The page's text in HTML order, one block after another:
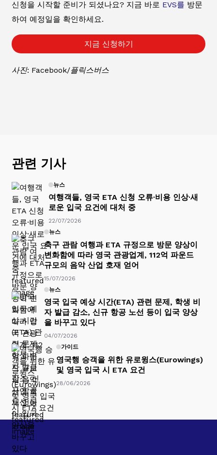
신청을 시작할 준비가 되셨나요? 지금 바로 EVS를 방문
하여 예정일을 확인하세요.
지금 신청하기
사진: Facebook/플릭스버스
관련 기사
뉴스
여행객들, 영국 ETA 신청 오류·비용 인상·새
로운 입국 요건에 대처 중
22/07/2026
뉴스
축구 관람 여행과 ETA 규정으로 방문 양상이
변화함에 따라 영국 관광업계, 112억 파운드
규모의 음악 산업 호재 얻어
15/07/2026
뉴스
영국 입국 예상 시간(ETA) 관련 문제, 학생 비
자 발급 감소, 신규 항공 노선 등이 입국 양상
을 바꾸고 있다
04/07/2026
가이드
영국행 승객을 위한 유로윙스(Eurowings)
및 영국 입국 시 ETA 요건
28/06/2026